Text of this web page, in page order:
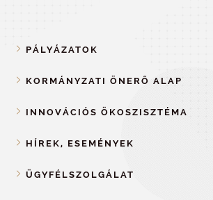
PÁLYÁZATOK
KORMÁNYZATI ÖNERŐ ALAP
INNOVÁCIÓS ÖKOSZISZTÉMA
HÍREK, ESEMÉNYEK
ÜGYFÉLSZOLGÁLAT